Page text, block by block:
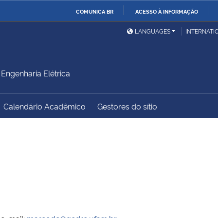
COMUNICA BR ACESSO À INFORMAÇÃO
Ministério da Defesa
Ministério das Relações
Exteriores
Ministério do
Controladoria-Geral da
LANGUAGES
Elétrica
Calendário Acadêmico Gestores do sítio